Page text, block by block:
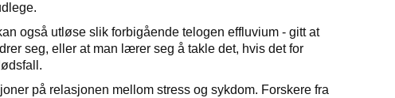
også utløse slik forbigående telogen effluvium - gitt at
seg, eller at man lærer seg å takle det, hvis det for
på relasjonen mellom stress og sykdom. Forskere fra